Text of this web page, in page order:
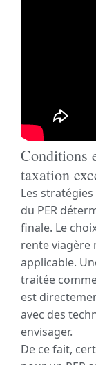
Conditions
taxation
Les
du PER
finale. Le
rente viagère
applicable.
traitée
est
avec des
envisager.
De ce fait,